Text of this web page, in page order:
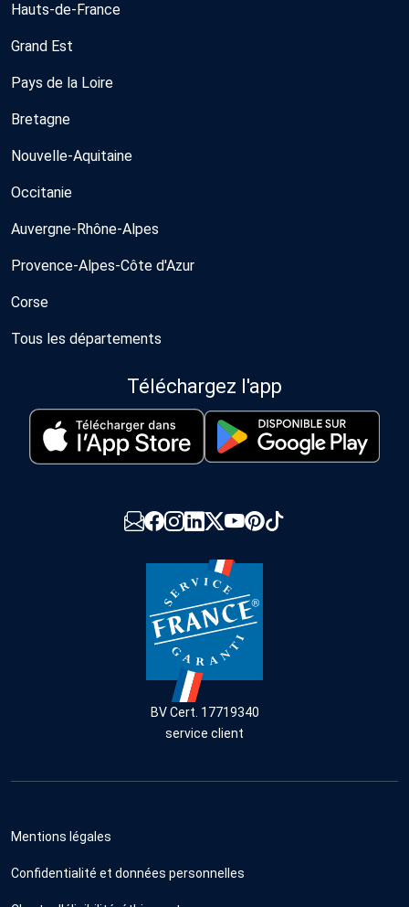
Hauts-de-France
Grand Est
Pays de la Loire
Bretagne
Nouvelle-Aquitaine
Occitanie
Auvergne-Rhône-Alpes
Provence-Alpes-Côte d'Azur
Corse
Tous les départements
Téléchargez l'app
BV Cert. 17719340
service client
Mentions légales
Confidentialité et données personnelles